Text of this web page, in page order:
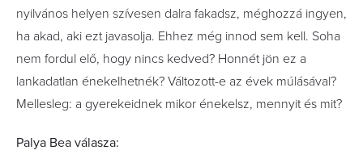
nyilvános helyen szívesen dalra fakadsz, méghozzá ingyen,
ha akad, aki ezt javasolja. Ehhez még innod sem kell. Soha
nem fordul elő, hogy nincs kedved? Honnét jön ez a
lankadatlan énekelhetnék? Változott-e az évek múlásával?
Mellesleg: a gyerekeidnek mikor énekelsz, mennyit és mit?
Palya Bea válasza: